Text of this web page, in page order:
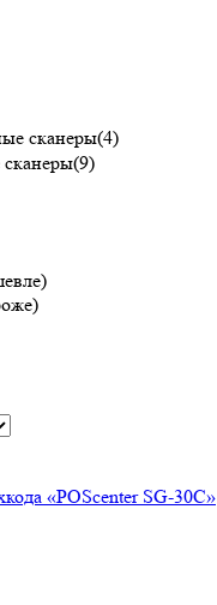
сканеры(4)
(9)
«POScenter SG-30C»